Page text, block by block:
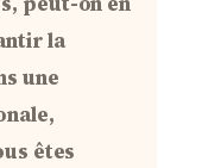
la
une
êtes